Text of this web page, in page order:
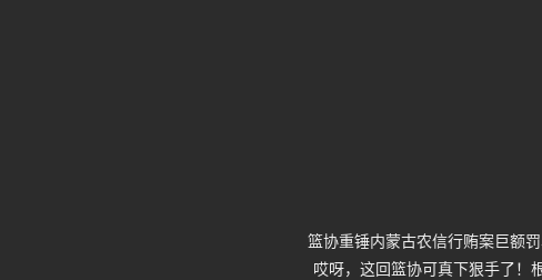
篮协重锤内蒙古农信行贿案巨额
哎呀，这回篮协可真下狠手了！